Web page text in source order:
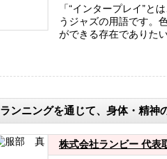
「“インタープレイ”と
うジャズの用語です。
ができる存在でありた
ランニングを通じて、身体・精神
株式会社ランビー 代